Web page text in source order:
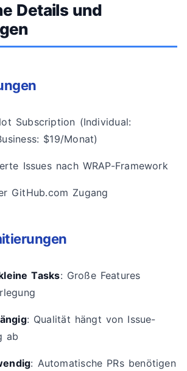
Details und
Subscription (Individual:
$19/Monat)
Issues nach WRAP-Framework
GitHub.com Zugang
Tasks: Große Features
: Qualität hängt von Issue-
ab
: Automatische PRs benötigen